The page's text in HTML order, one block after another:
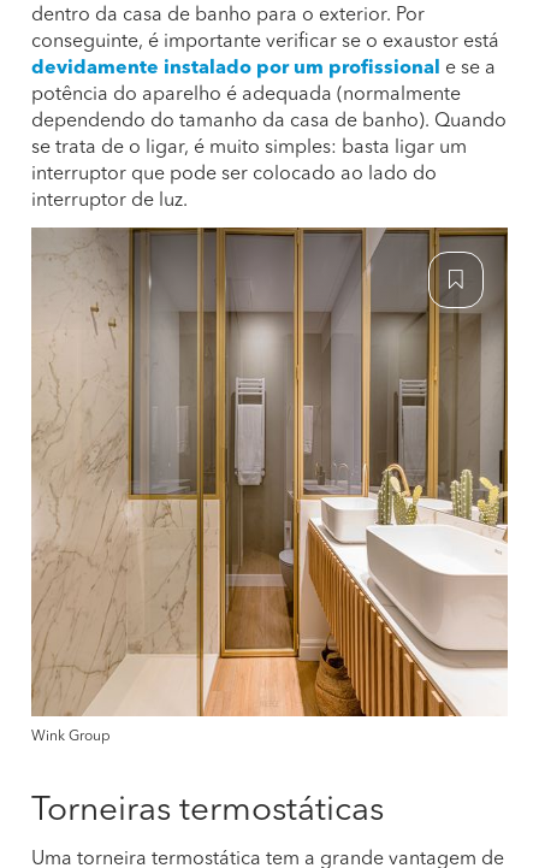
dentro da casa de banho para o exterior. Por
conseguinte, é importante verificar se o exaustor está
devidamente instalado por um profissional e se a
potência do aparelho é adequada (normalmente
dependendo do tamanho da casa de banho). Quando
se trata de o ligar, é muito simples: basta ligar um
interruptor que pode ser colocado ao lado do
interruptor de luz.
Wink Group
Torneiras termostáticas
Uma torneira termostática tem a grande vantagem de